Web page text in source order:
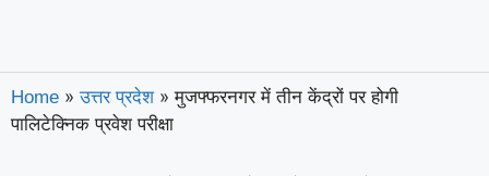
Home » उत्तर प्रदेश » मुजफ्फरनगर में तीन केंद्रों पर होगी
पालिटेक्निक प्रवेश परीक्षा